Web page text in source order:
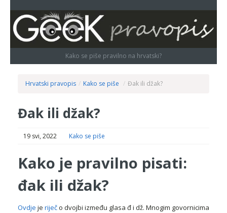
Kako se piše pravilno na hrvatski?
Hrvatski pravopis / Kako se piše / Đak ili džak?
Đak ili džak?
19 svi, 2022 Kako se piše
Kako je pravilno pisati:
đak ili džak?
Ovdje je riječo dvojbi između glasa đ i dž. Mnogim govornicima